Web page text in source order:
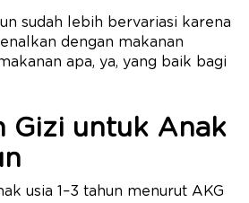
sudah lebih bervariasi karena
dengan makanan
apa, ya, yang baik bagi
Gizi untuk Anak
usia 1–3 tahun menurut AKG